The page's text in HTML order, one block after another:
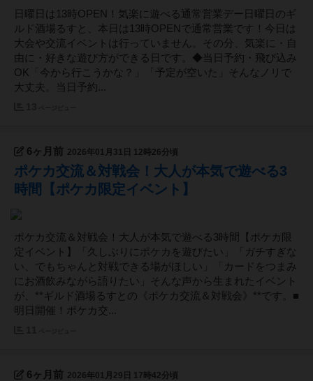
日曜日は13時OPEN！気楽に遊べる通常営業デー日曜日のギ
ルド酒場るすと、本日は13時OPENで通常営業です！今日は
大会や交流イベントは行っていません。その分、気楽に・自
由に・好きな遊び方ができる日です。◆当日予約・飛び込み
OK「今から行こうかな？」「予定が空いた」そんなノリで
大丈夫。当日予約...
6ヶ月前 2026年01月31日 12時26分頃
ポケカ交流＆対戦会！大人が本気で遊べる3
時間【ポケカ限定イベント】
ポケカ交流＆対戦会！大人が本気で遊べる3時間【ポケカ限
定イベント】「久しぶりにポケカを遊びたい」「ガチすぎな
い、でもちゃんと対戦できる場がほしい」「カードをつまみ
にお酒飲みながら語りたい」そんな声から生まれたイベント
が、**ギルド酒場るすとの《ポケカ交流＆対戦会》**です。■
明日開催！ポケカ交...
6ヶ月前 2026年01月29日 17時42分頃